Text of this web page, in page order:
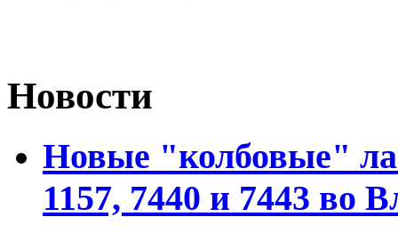
Новости
Новые "колбовые"
1157, 7440 и 7443 во